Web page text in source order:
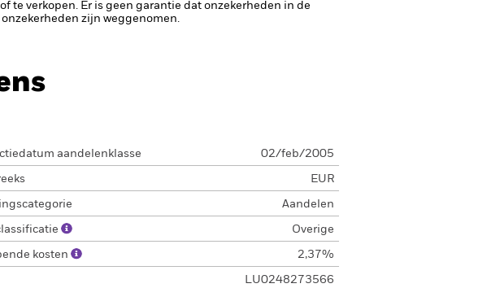
te verkopen. Er is geen garantie dat onzekerheden in de
zijn weggenomen.
aandelenklasse 02/feb/2005
EUR
Aandelen
Overige
kosten 2,37%
LU0248273566